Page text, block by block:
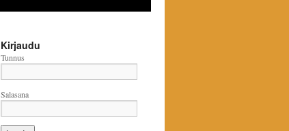
Kirjaudu
Tunnus
Salasana